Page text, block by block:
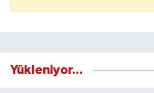
Yükleniyor...